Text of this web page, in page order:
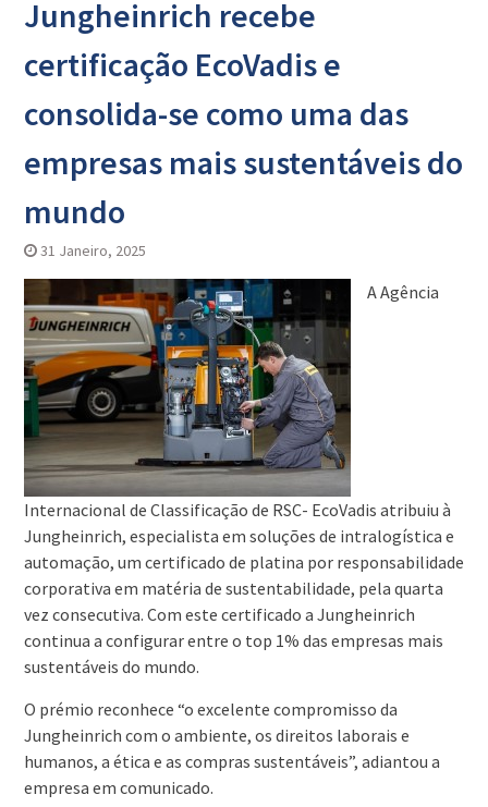
Jungheinrich recebe
certificação EcoVadis e
consolida-se como uma das
empresas mais sustentáveis do
mundo
31 Janeiro, 2025
A Agência
Internacional de Classificação de RSC- EcoVadis atribuiu à
Jungheinrich, especialista em soluções de intralogística e
automação, um certificado de platina por responsabilidade
corporativa em matéria de sustentabilidade, pela quarta
vez consecutiva. Com este certificado a Jungheinrich
continua a configurar entre o top 1% das empresas mais
sustentáveis do mundo.
O prémio reconhece “o excelente compromisso da
Jungheinrich com o ambiente, os direitos laborais e
humanos, a ética e as compras sustentáveis”, adiantou a
empresa em comunicado.